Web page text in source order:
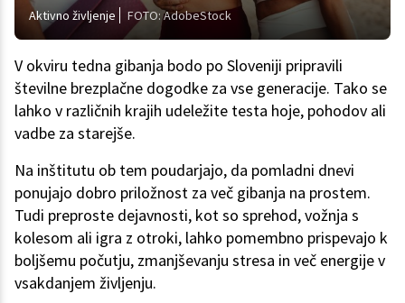
Aktivno življenje FOTO: AdobeStock
V okviru tedna gibanja bodo po Sloveniji pripravili
številne brezplačne dogodke za vse generacije. Tako se
lahko v različnih krajih udeležite testa hoje, pohodov ali
vadbe za starejše.
Na inštitutu ob tem poudarjajo, da pomladni dnevi
ponujajo dobro priložnost za več gibanja na prostem.
Tudi preproste dejavnosti, kot so sprehod, vožnja s
kolesom ali igra z otroki, lahko pomembno prispevajo k
boljšemu počutju, zmanjševanju stresa in več energije v
vsakdanjem življenju.